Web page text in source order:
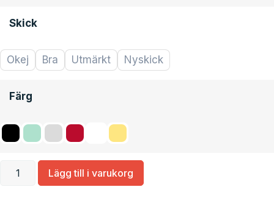
Skick
Okej Bra Utmärkt Nyskick
Färg
Lägg till i varukorg